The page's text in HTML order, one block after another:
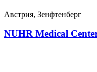
Австрия, Зенфтенберг
NUHR Medical